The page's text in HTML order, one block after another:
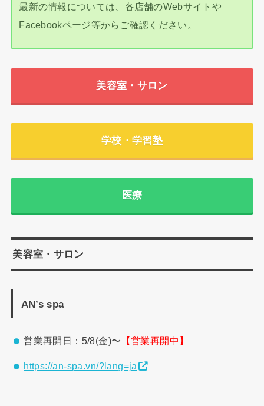
最新の情報については、各店舗のWebサイトや
Facebookページ等からご確認ください。
美容室・サロン
学校・学習塾
医療
美容室・サロン
AN’s spa
営業再開日：5/8(金)〜 【営業再開中】
https://an-spa.vn/?lang=ja